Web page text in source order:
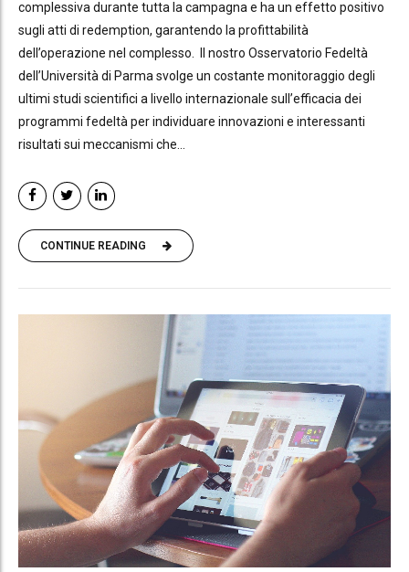
complessiva durante tutta la campagna e ha un effetto positivo
sugli atti di redemption, garantendo la profittabilità
dell’operazione nel complesso. Il nostro Osservatorio Fedeltà
dell’Università di Parma svolge un costante monitoraggio degli
ultimi studi scientifici a livello internazionale sull’efficacia dei
programmi fedeltà per individuare innovazioni e interessanti
risultati sui meccanismi che...
CONTINUE READING